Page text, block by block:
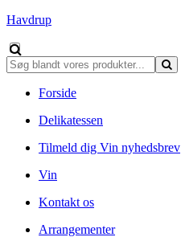
Havdrup
Forside
Delikatessen
Tilmeld dig Vin nyhedsbrev
Vin
Kontakt os
Arrangementer